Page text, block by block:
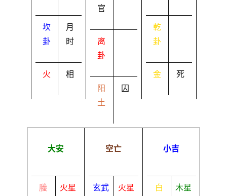
坎
卦
月
时
火 相
官
离
卦
阳
土
囚
乾
卦
金 死
大安
螣
火星
空亡
玄武 火星
小吉
白
木星